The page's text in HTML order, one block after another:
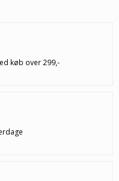
køb over 299,-